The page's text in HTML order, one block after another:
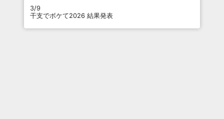
3/9
干支でボケて2026 結果発表